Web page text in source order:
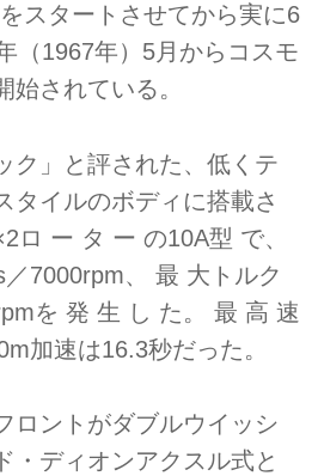
スタートさせてから実に6
（1967年）5月からコスモ
始されている。
ク」と評された、低くテ
タイルのボディに搭載さ
ロ ー タ ー の10A型 で、
7000rpm、 最 大トルク
を 発 生 し た。 最 高 速
加速は16.3秒だった。
ロントがダブルウイッシ
・ディオンアクスル式と